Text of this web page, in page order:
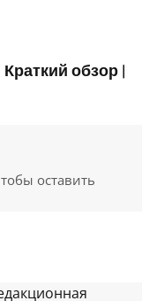
обзор |
оставить